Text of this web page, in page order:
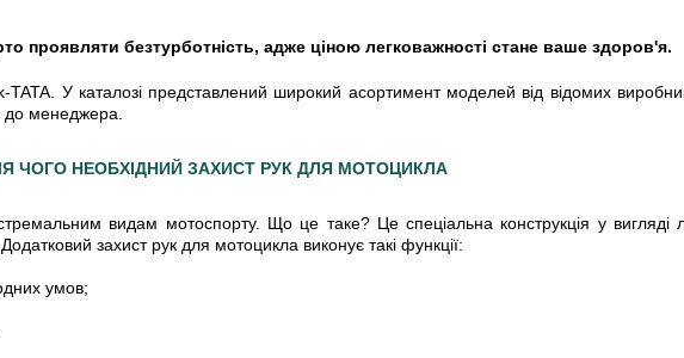
проявляти безтурботність, адже ціною легковажності стане ваше здоров'я.
TATA. У каталозі представлений широкий асортимент моделей від відомих
до менеджера.
ЧОГО НЕОБХІДНИЙ ЗАХИСТ РУК ДЛЯ МОТОЦИКЛА
видам мотоспорту. Що це таке? Це спеціальна конструкція у вигляді
захист рук для мотоцикла виконує такі функції:
умов;